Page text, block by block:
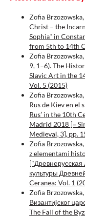
Byzantium], pp. 362.
Zofia Brzozowska,
Christ – the
Sophia" in
from 5th to 14th
Zofia Brzozowska,
9, 1–6). The
Slavic Art in the
Vol. 5 (2015)
Zofia Brzozowska,
Rus de Kiev en el
Rus’ in the 10th
Madrid 2018 [=
Medieval, 3], pp.
Zofia Brzozowska,
z elementami
["Древнерусская
культуры
Ceranea: Vol. 1
Zofia Brzozowska,
Византиjског
The Fall of the